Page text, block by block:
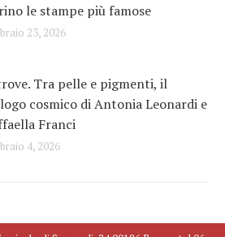
le stampe più famose
23, 2026
Tra pelle e pigmenti, il
cosmico di Antonia Leonardi e
Franci
4, 2026